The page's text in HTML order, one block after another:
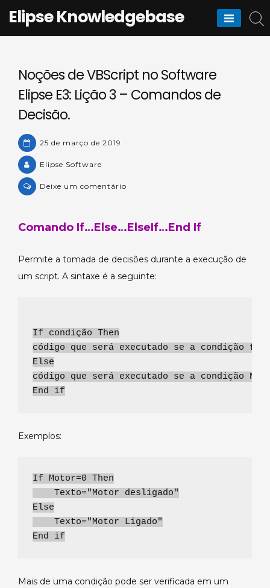
Elipse Knowledgebase
Noções de VBScript no Software
Elipse E3: Lição 3 – Comandos de
Decisão.
25 de março de 2019
Elipse Software
Deixe um comentário
VBScript
Software
Elipse
Comandos
Decisão.
Comando If…Else…ElseIf…End If
Permite a tomada de decisões durante a execução de
um script. A sintaxe é a seguinte:
If condição Then
código que será executado se a condição
Else
código que será executado se a condição
End if
Exemplos:
If Motor=0 Then
Texto="Motor desligado"
Else
Texto="Motor Ligado"
End if
Mais de uma condição pode ser verificada em um